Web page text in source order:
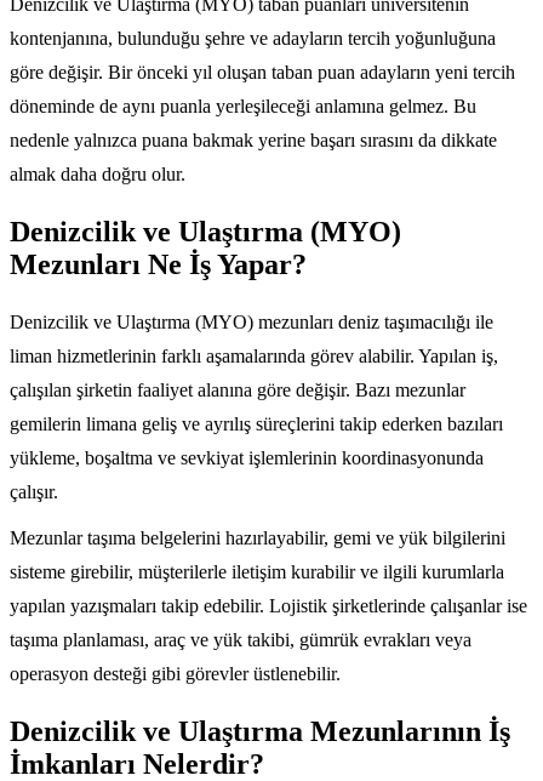
kontenjanına, bulunduğu şehre ve adayların tercih yoğunluğuna
göre değişir. Bir önceki yıl oluşan taban puan adayların yeni tercih
döneminde de aynı puanla yerleşileceği anlamına gelmez. Bu
nedenle yalnızca puana bakmak yerine başarı sırasını da dikkate
almak daha doğru olur.
Denizcilik ve Ulaştırma (MYO)
Mezunları Ne İş Yapar?
Denizcilik ve Ulaştırma (MYO) mezunları deniz taşımacılığı ile
liman hizmetlerinin farklı aşamalarında görev alabilir. Yapılan iş,
çalışılan şirketin faaliyet alanına göre değişir. Bazı mezunlar
gemilerin limana geliş ve ayrılış süreçlerini takip ederken bazıları
yükleme, boşaltma ve sevkiyat işlemlerinin koordinasyonunda
çalışır.
Mezunlar taşıma belgelerini hazırlayabilir, gemi ve yük bilgilerini
sisteme girebilir, müşterilerle iletişim kurabilir ve ilgili kurumlarla
yapılan yazışmaları takip edebilir. Lojistik şirketlerinde çalışanlar ise
taşıma planlaması, araç ve yük takibi, gümrük evrakları veya
operasyon desteği gibi görevler üstlenebilir.
Denizcilik ve Ulaştırma Mezunlarının İş
İmkanları Nelerdir?